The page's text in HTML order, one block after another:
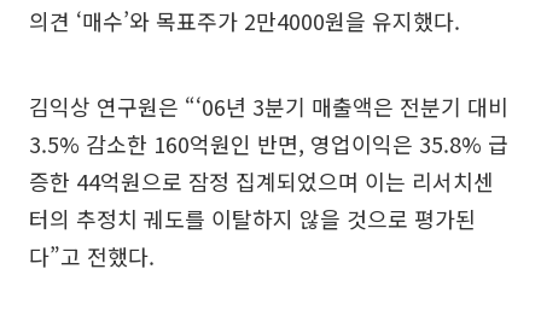
의견 ‘매수’와 목표주가 2만4000원을 유지했다.
김익상 연구원은 “‘06년 3분기 매출액은 전분기 대비
3.5% 감소한 160억원인 반면, 영업이익은 35.8% 급
증한 44억원으로 잠정 집계되었으며 이는 리서치센
터의 추정치 궤도를 이탈하지 않을 것으로 평가된
다”고 전했다.